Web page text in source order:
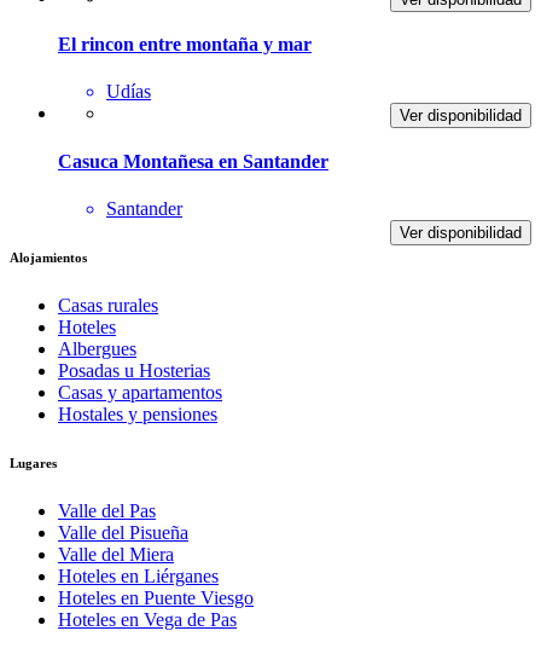
El rincon entre montaña y mar
Udías
Ver disponibilidad
Casuca Montañesa en Santander
Santander
Ver disponibilidad
Alojamientos
Casas rurales
Hoteles
Albergues
Posadas u Hosterias
Casas y apartamentos
Hostales y pensiones
Lugares
Valle del Pas
Valle del Pisueña
Valle del Miera
Hoteles en Liérganes
Hoteles en Puente Viesgo
Hoteles en Vega de Pas